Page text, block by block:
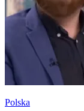
Polska